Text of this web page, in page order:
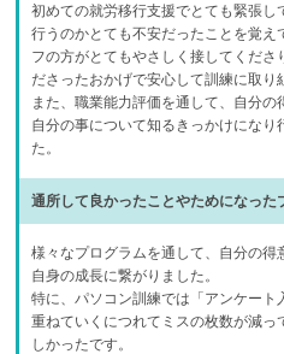
初めての就労移行支援でとても緊張し
行うのかとても不安だったことを覚え
フの方がとてもやさしく接してくださ
ださったおかげで安心して訓練に取り
また、職業能力評価を通して、自分の
自分の事について知るきっかけになり
た。
通所して良かったことやためになった
様々なプログラムを通して、自分の
自身の成長に繋がりました。
特に、パソコン訓練では「アンケート
重ねていくにつれてミスの枚数が減
しかったです。